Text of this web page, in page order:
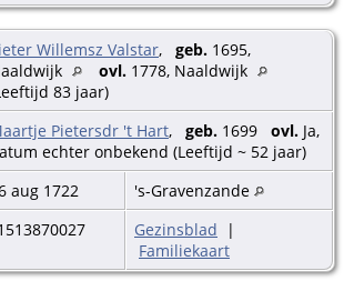
Willemsz Valstar, geb. 1695,
ovl. 1778, Naaldwijk
83 jaar)
Pietersdr 't Hart, geb. 1699 ovl. Ja,
echter onbekend (Leeftijd ~ 52 jaar)
aug 1722
's-Gravenzande
Gezinsblad |
Familiekaart